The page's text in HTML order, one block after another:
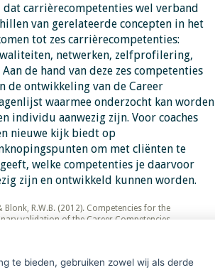
carrièrecompetenties wel verband
van gerelateerde concepten in het
tot zes carrièrecompetenties:
netwerken, zelfprofilering,
de hand van deze zes competenties
de ontwikkeling van de Career
waarmee onderzocht kan worden
individu aanwezig zijn. Voor coaches
nieuwe kijk biedt op
om met cliënten te
welke competenties je daarvoor
zijn en ontwikkeld kunnen worden.
Blonk, R.W.B. (2012). Competencies for the
validation of the Career Competencies
1-23
te bieden, gebruiken zowel wij als derde